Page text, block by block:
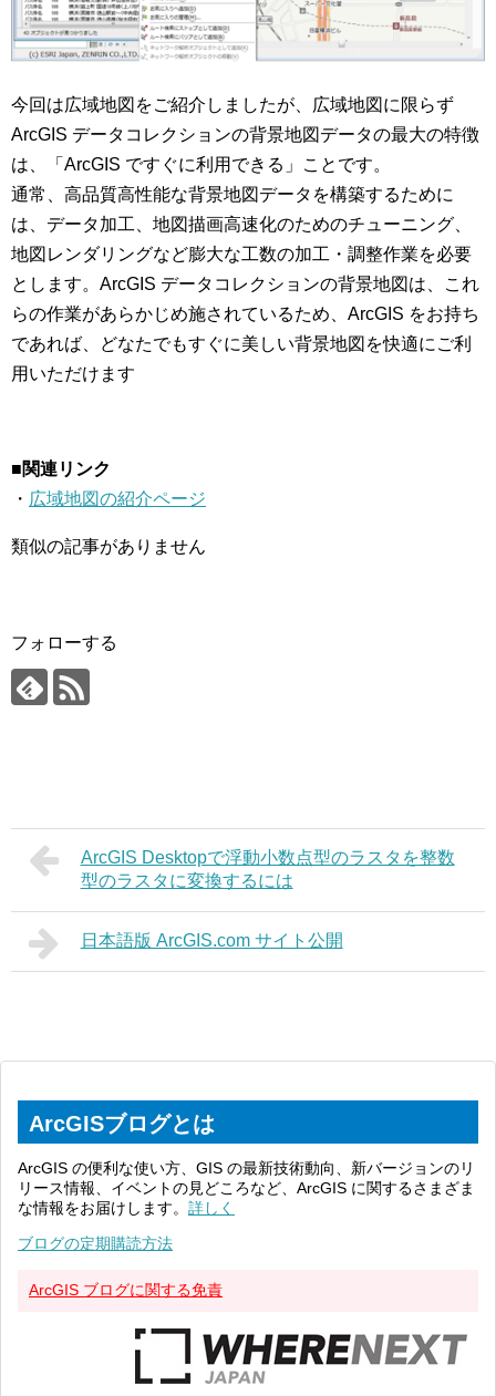
今回は広域地図をご紹介しましたが、広域地図に限らず
ArcGIS データコレクションの背景地図データの最大の特徴
は、「ArcGIS ですぐに利用できる」ことです。
通常、高品質高性能な背景地図データを構築するために
は、データ加工、地図描画高速化のためのチューニング、
地図レンダリングなど膨大な工数の加工・調整作業を必要
とします。ArcGIS データコレクションの背景地図は、これ
らの作業があらかじめ施されているため、ArcGIS をお持ち
であれば、どなたでもすぐに美しい背景地図を快適にご利
用いただけます
■関連リンク
・ 広域地図の紹介ページ
類似の記事がありません
フォローする
ArcGIS Desktopで浮動小数点型のラスタを整数
型のラスタに変換するには
日本語版 ArcGIS.com サイト公開
ArcGISブログとは
ArcGIS の便利な使い方、GIS の最新技術動向、新バージョンのリ
リース情報、イベントの見どころなど、ArcGIS に関するさまざま
な情報をお届けします。 詳しく
ブログの定期購読方法
ArcGIS ブログに関する免責